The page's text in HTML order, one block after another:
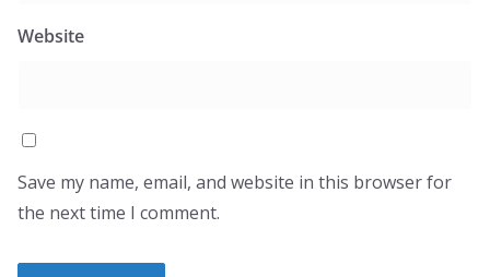
Website
Save my name, email, and website in this browser for
the next time I comment.